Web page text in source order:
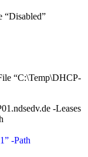
“Disabled”
“C:\Temp\DHCP-
-Leases
-Path